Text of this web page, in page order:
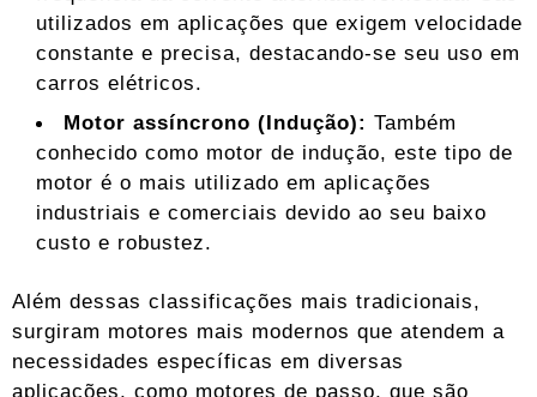
utilizados em aplicações que exigem velocidade
constante e precisa, destacando-se seu uso em
carros elétricos.
Motor assíncrono (Indução): Também
conhecido como motor de indução, este tipo de
motor é o mais utilizado em aplicações
industriais e comerciais devido ao seu baixo
custo e robustez.
Além dessas classificações mais tradicionais,
surgiram motores mais modernos que atendem a
necessidades específicas em diversas
aplicações, como motores de passo, que são